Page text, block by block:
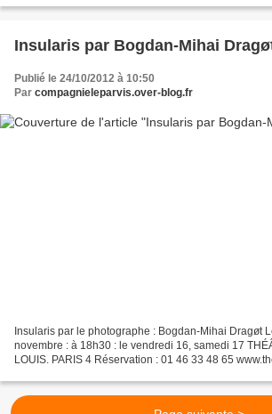
Insularis par Bogdan-Mihai
Publié le 24/10/2012 à 10:50
Par compagnieleparvis.over-blog.fr
Insularis par le photographe : Bogdan-Mihai Dragøt
novembre : à 18h30 : le vendredi 16, samedi 17
LOUIS. PARIS 4 Réservation : 01 46 33 48 65